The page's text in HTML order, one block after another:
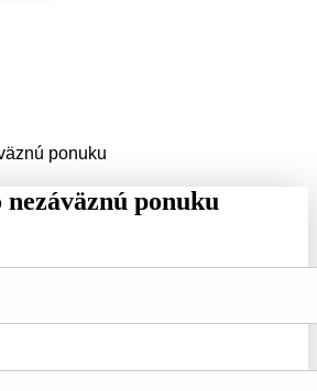
ponuku
ponuku